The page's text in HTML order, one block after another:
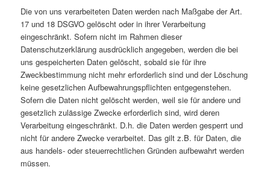
Die von uns verarbeiteten Daten werden nach Maßgabe der Art.
17 und 18 DSGVO gelöscht oder in ihrer Verarbeitung
eingeschränkt. Sofern nicht im Rahmen dieser
Datenschutzerklärung ausdrücklich angegeben, werden die bei
uns gespeicherten Daten gelöscht, sobald sie für ihre
Zweckbestimmung nicht mehr erforderlich sind und der Löschung
keine gesetzlichen Aufbewahrungspflichten entgegenstehen.
Sofern die Daten nicht gelöscht werden, weil sie für andere und
gesetzlich zulässige Zwecke erforderlich sind, wird deren
Verarbeitung eingeschränkt. D.h. die Daten werden gesperrt und
nicht für andere Zwecke verarbeitet. Das gilt z.B. für Daten, die
aus handels- oder steuerrechtlichen Gründen aufbewahrt werden
müssen.